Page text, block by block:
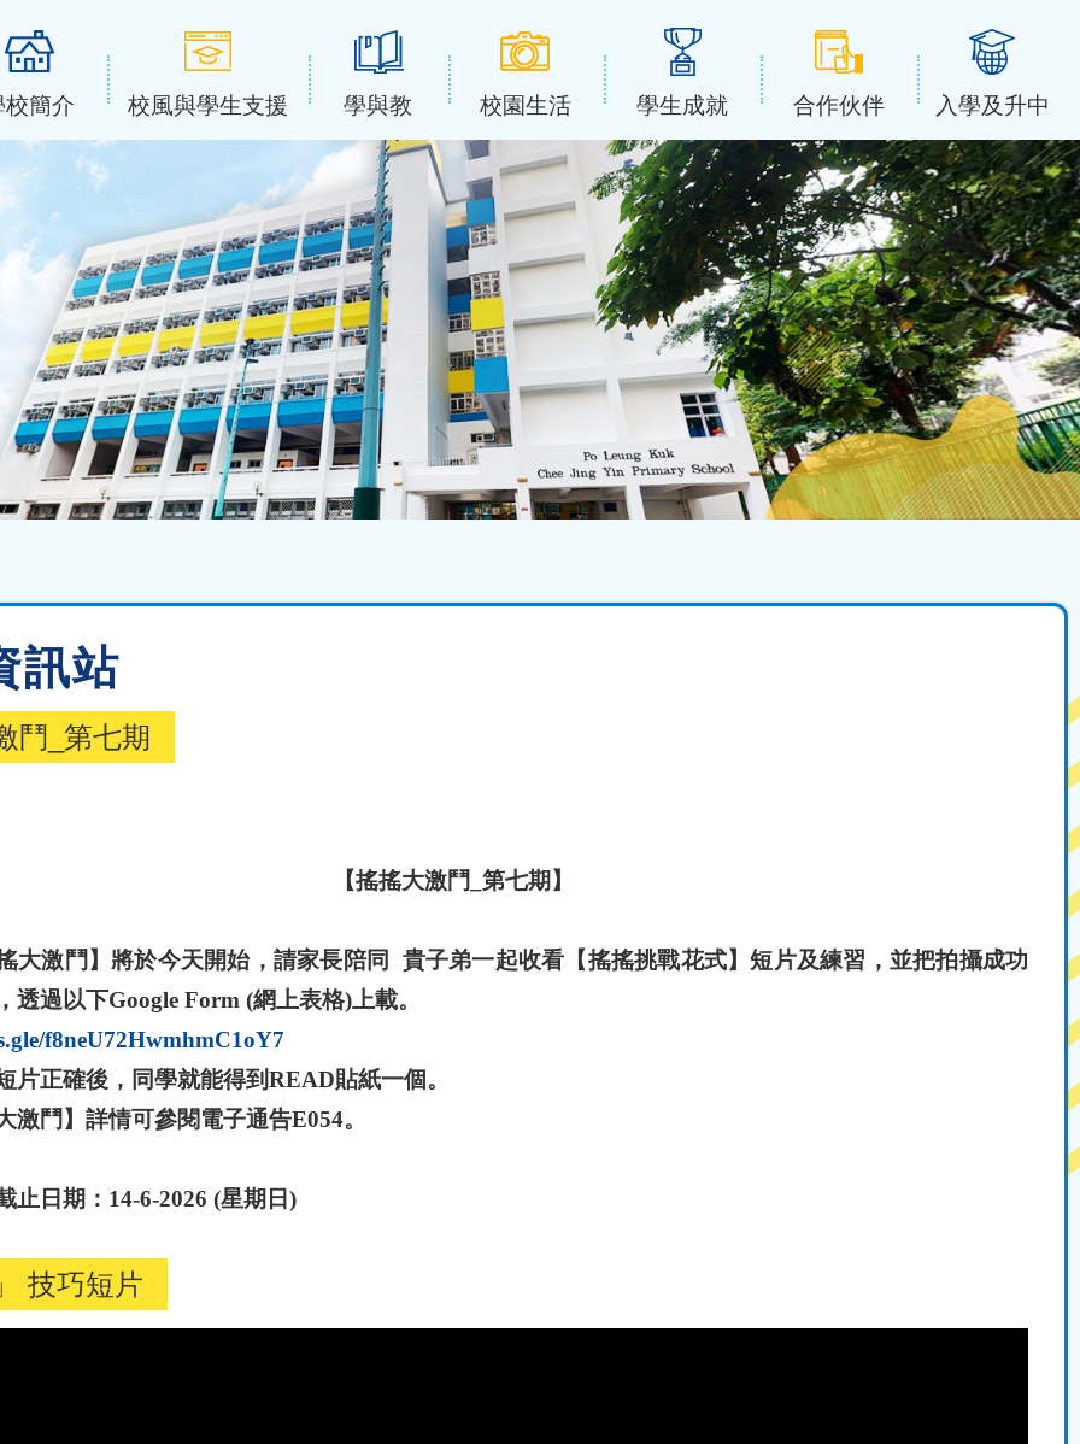
校簡介 校風與學生支援 學與教 校園生活 學生成就 合作伙伴 入學及升中
訊站
鬥_第七期
【搖搖大激鬥 _第七期】
大激鬥】將於今天開始， 請家長陪同
貴子弟一起收看【搖搖挑戰花式】短片及練習，並把拍攝成功
透過以下Google Form (網上表格)上載。
f8neU72HwmhmC1oY7
片正確後，同學就能得到READ貼紙一個。
激鬥】詳情可參閱電子通告E054。
止日期： 14-6-2026 (星期日)
技巧短片